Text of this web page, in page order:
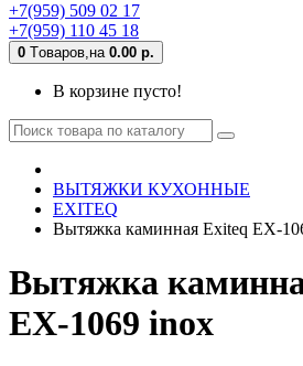
+7(959) 509 02 17
+7(959) 110 45 18
0 Tоваров,на 0.00 р.
В корзине пусто!
ВЫТЯЖКИ КУХОННЫЕ
EXITEQ
Вытяжка каминная Exiteq EX-
Вытяжка
EX-1069 inox